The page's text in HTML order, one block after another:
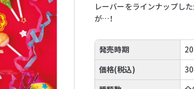
レーバーをラインナップし
が…！
発売時期
価格(税込)